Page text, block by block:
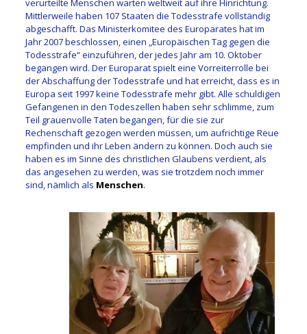
Mittlerweile haben 107 Staaten die Todesstrafe vollständig
abgeschafft. Das Ministerkomitee des Europarates hat im
Jahr 2007 beschlossen, einen „Europäischen Tag gegen die
Todesstrafe“ einzuführen, der jedes Jahr am 10. Oktober
begangen wird. Der Europarat spielt eine Vorreiterrolle bei
der Abschaffung der Todesstrafe und hat erreicht, dass es in
Europa seit 1997 keine Todesstrafe mehr gibt. Alle schuldigen
Gefangenen in den Todeszellen haben sehr schlimme, zum
Teil grauenvolle Taten begangen, für die sie zur
Rechenschaft gezogen werden müssen, um aufrichtige Reue
empfinden und ihr Leben ändern zu können. Doch auch sie
haben es im Sinne des christlichen Glaubens verdient, als
das angesehen zu werden, was sie trotzdem noch immer
sind, nämlich als Menschen.